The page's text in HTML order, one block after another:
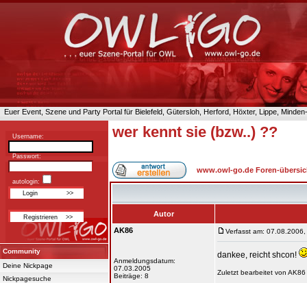
Euer Event, Szene und Party Portal für Bielefeld, Gütersloh, Herford, Höxter, Lippe,
Username:
Passwort:
autologin:
Community
Deine Nickpage
Nickpagesuche
wer kennt sie (bzw..) ??
www.owl-go.de Foren-
Autor
AK86
Anmeldungsdatum:
07.03.2005
Beiträge: 8
Verfasst am:
dankee, reicht shcon!
Zuletzt bearbeitet von